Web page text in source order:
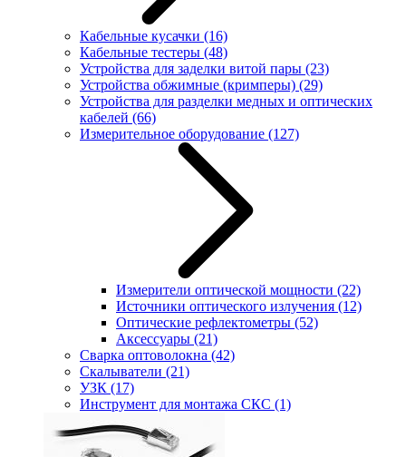
Кабельные кусачки (16)
Кабельные тестеры (48)
Устройства для заделки витой пары (23)
Устройства обжимные (кримперы) (29)
Устройства для разделки медных и оптических
кабелей (66)
Измерительное оборудование (127)
Измерители оптической мощности (22)
Источники оптического излучения (12)
Оптические рефлектометры (52)
Аксессуары (21)
Сварка оптоволокна (42)
Скалыватели (21)
УЗК (17)
Инструмент для монтажа СКС (1)